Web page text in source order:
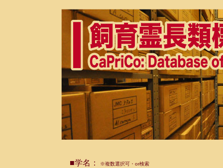
■学名： ※複数選択可・or検索